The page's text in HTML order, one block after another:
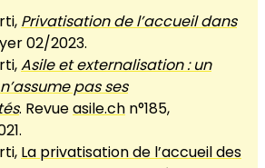
Privatisation de l’accueil dans
02/2023.
Asile et externalisation : un
pas ses
. Revueasile.ch n°185,
La privatisation de l’accueil des